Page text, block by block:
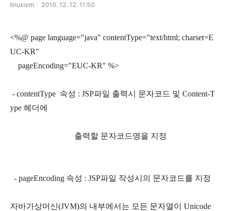
linuxism 2010. 12. 12. 11:50
<%@ page language="java" contentType="text/html; charset=E
UC-KR"
pageEncoding="EUC-KR" %>
- contentType 속성 : JSP파일 출력시 문자코드 및 Content-T
ype 헤더에
출력할 문자코드명을 지정
- pageEncoding 속성 : JSP파일 작성시의 문자코드를 지정
자바가상머신(JVM)의 내부에서는 모든 문자열이 Unicode